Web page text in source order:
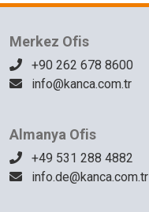
Merkez Ofis
+90 262 678 8600
info@kanca.com.tr
Almanya Ofis
+49 531 288 4882
info.de@kanca.com.tr